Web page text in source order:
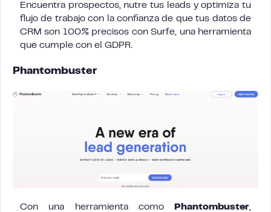
Encuentra prospectos, nutre tus leads y optimiza tu
flujo de trabajo con la confianza de que tus datos de
CRM son 100% precisos con Surfe, una herramienta
que cumple con el GDPR.
Phantombuster
Con una herramienta como Phantombuster